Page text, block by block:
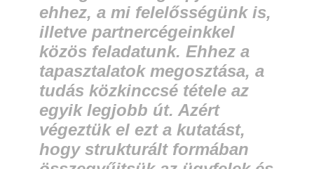
ehhez, a mi felelősségünk is,
illetve partnercégeinkkel
közös feladatunk. Ehhez a
tapasztalatok megosztása, a
tudás közkinccsé tétele az
egyik legjobb út. Azért
végeztük el ezt a kutatást,
hogy strukturált formában